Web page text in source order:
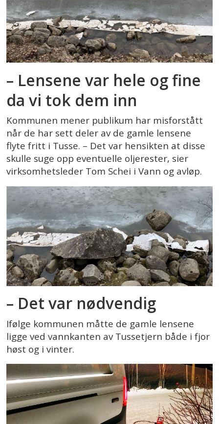
– Lensene var hele og fine
da vi tok dem inn
Kommunen mener publikum har misforstått
når de har sett deler av de gamle lensene
flyte fritt i Tusse. – Det var hensikten at disse
skulle suge opp eventuelle oljerester, sier
virksomhetsleder Tom Schei i Vann og avløp.
– Det var nødvendig
Ifølge kommunen måtte de gamle lensene
ligge ved vannkanten av Tussetjern både i fjor
høst og i vinter.